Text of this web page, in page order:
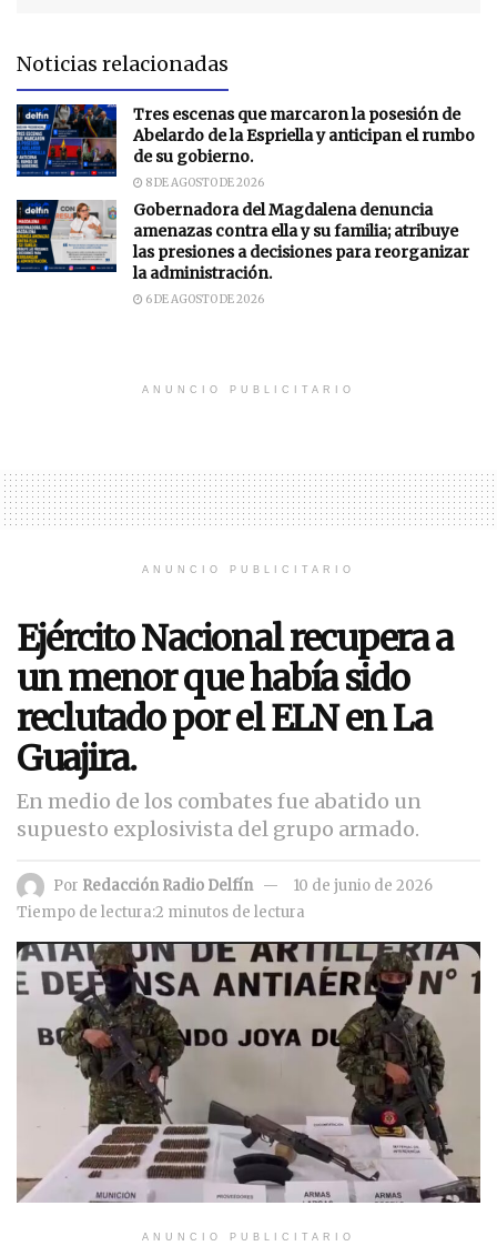
Noticias relacionadas
Tres escenas que marcaron la posesión de
Abelardo de la Espriella y anticipan el rumbo
de su gobierno.
8 DE AGOSTO DE 2026
Gobernadora del Magdalena denuncia
amenazas contra ella y su familia; atribuye
las presiones a decisiones para reorganizar
la administración.
6 DE AGOSTO DE 2026
ANUNCIO PUBLICITARIO
ANUNCIO PUBLICITARIO
Ejército Nacional recupera a
un menor que había sido
reclutado por el ELN en La
Guajira.
En medio de los combates fue abatido un
supuesto explosivista del grupo armado.
Por Redacción Radio Delfín
10 de junio de 2026
Tiempo de lectura:2 minutos de lectura
ANUNCIO PUBLICITARIO